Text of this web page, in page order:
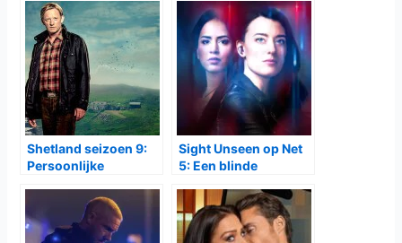
Shetland seizoen 9:
Persoonlijke
rechercheurs op
scherp vanaf 16 juli
bij NPO2
Sight Unseen op Net
5: Een blinde
agorafobe gids
vormen samen een
ongewoon sterk team